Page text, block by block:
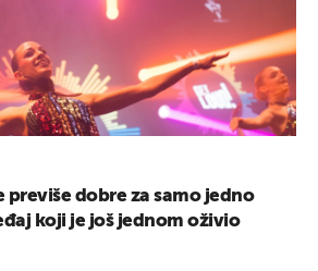
previše dobre za samo jedno
koji je još jednom oživio